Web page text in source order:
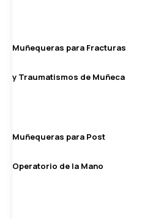
Muñequeras para Fracturas
y Traumatismos de Muñeca
Muñequeras para Post
Operatorio de la Mano